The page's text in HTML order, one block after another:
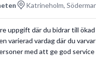
Katrineholm,
uppgift där du bidrar till
varierad vardag där du
med att ge god service